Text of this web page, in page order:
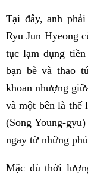
Tại đây, anh
Ryu Jun Hyeong
tục lạm dụng
bạn bè và thao
khoan nhượng
và một bên là thế
(Song Young-
ngay từ những
Mặc dù thời